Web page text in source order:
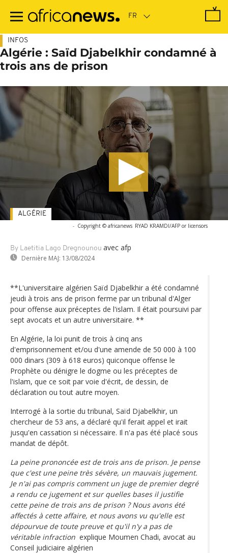
contenu
INFOS
Algérie : Saïd Djabelkhir condamné à
trois ans de prison
- Copyright © africanews RYAD KRAMDI/AFP or licensors
By Laetitia Lago Dregnounou avec afp
Dernière MAJ: 13/08/2024
ALGÉRIE
**L'universitaire algérien Saïd Djabelkhir a été condamné
jeudi à trois ans de prison ferme par un tribunal d'Alger
pour offense aux préceptes de l'islam. Il était poursuivi par
sept avocats et un autre universitaire. **
En Algérie, la loi punit de trois à cinq ans
d'emprisonnement et/ou d'une amende de 50 000 à 100
000 dinars (309 à 618 euros) quiconque offense le
Prophète ou dénigre le dogme ou les préceptes de
l'islam, que ce soit par voie d'écrit, de dessin, de
déclaration ou tout autre moyen.
Interrogé à la sortie du tribunal, Saïd Djabelkhir, un
chercheur de 53 ans, a déclaré qu'il ferait appel et irait
jusqu'en cassation si nécessaire. Il n'a pas été placé sous
mandat de dépôt.
La peine prononcée est de trois ans de prison. Je pense
que c'est une peine très sévère, un mauvais jugement.
Je n'ai pas compris comment un juge de premier degré
a rendu ce jugement et sur quelles bases il justifie
cette peine de trois ans de prison ? Nous avons été
affectés à cette affaire, et nous avons vu qu'elle est
dépourvue de toute preuve et qu'il n'y a pas de
véritable infraction explique Moumen Chadi, avocat au
Conseil judiciaire algérien